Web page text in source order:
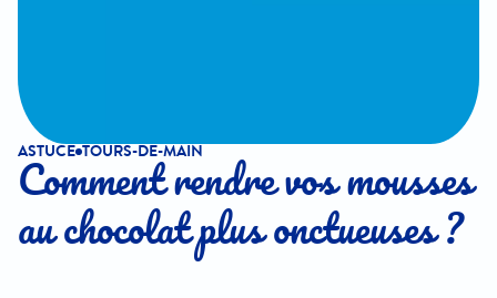
ASTUCE TOURS-DE-MAIN
Comment rendre vos mousses
au chocolat plus onctueuses ?